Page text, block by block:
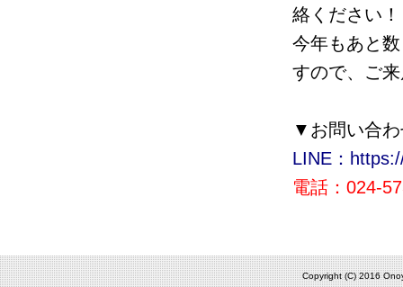
絡ください！
今年もあと
すので、ご
▼お問い合
LINE：
電話：024-
Copyright (C) 2016